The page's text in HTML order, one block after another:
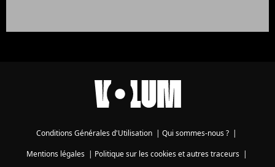
Conditions Générales d'Utilisation | Qui sommes-nous ? |
Mentions légales| Politique sur les cookies et autres traceurs|